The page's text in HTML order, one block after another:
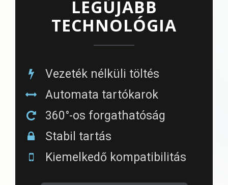
LEGÚJABB
TECHNOLÓGIA
Vezeték nélküli töltés
Automata tartókarok
360°-os forgathatóság
Stabil tartás
Kiemelkedő kompatibilitás